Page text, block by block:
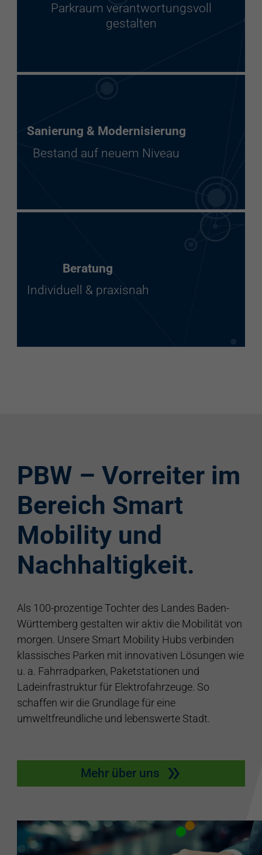
Parkraum verantwortungsvoll
gestalten
Sanierung & Modernisierung
Bestand auf neuem Niveau
Beratung
Individuell & praxisnah
PBW – Vorreiter im
Bereich Smart
Mobility und
Nachhaltigkeit.
Als 100-prozentige Tochter des Landes Baden-
Württemberg gestalten wir aktiv die Mobilität von
morgen. Unsere Smart Mobility Hubs verbinden
klassisches Parken mit innovativen Lösungen wie
u. a. Fahrradparken, Paketstationen und
Ladeinfrastruktur für Elektrofahrzeuge. So
schaffen wir die Grundlage für eine
umweltfreundliche und lebenswerte Stadt.
Mehr über uns